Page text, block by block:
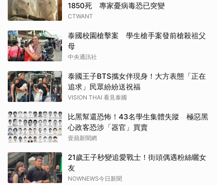
1850死 專家憂病毒恐已突變
CTWANT
泰國校園槍擊案 學生槍手案發前槍殺祖父
母
中央通訊社
泰國王子BTS攜女伴現身！大方表態「正在
追求」民眾紛紛送祝福
VISION THAI 看見泰國
比黑幫還恐怖！43名學生集體失蹤 極惡黑
心政客恐涉「器官」買賣
壹蘋新聞網
21歲王子秒變追愛戰士！街頭偶遇粉絲曬女
友
NOWNEWS今日新聞